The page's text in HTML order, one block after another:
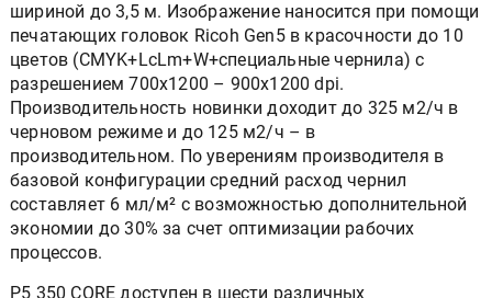
шириной до 3,5 м. Изображение наносится при помощи
печатающих головок Ricoh Gen5 в красочности до 10
цветов (CMYK+LcLm+W+специальные чернила) с
разрешением 700х1200 – 900х1200 dpi.
Производительность новинки доходит до 325 м2/ч в
черновом режиме и до 125 м2/ч – в
производительном. По уверениям производителя в
базовой конфигурации средний расход чернил
составляет 6 мл/м² с возможностью дополнительной
экономии до 30% за счет оптимизации рабочих
процессов.
P5 350 CORE доступен в шести различных